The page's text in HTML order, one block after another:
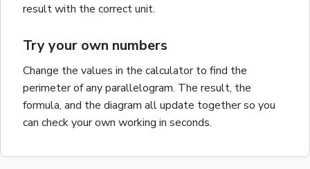
result with the correct unit.
Try your own numbers
Change the values in the calculator to find the
perimeterof anyparallelogram. The result, the
formula, and the diagram all update together so you
can check your own working in seconds.